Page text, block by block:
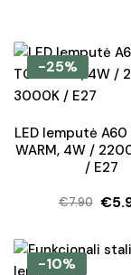
-25%
LED lemputė
WARM, 4W /
/ E27
€7.90
was:
€
is:
-10%